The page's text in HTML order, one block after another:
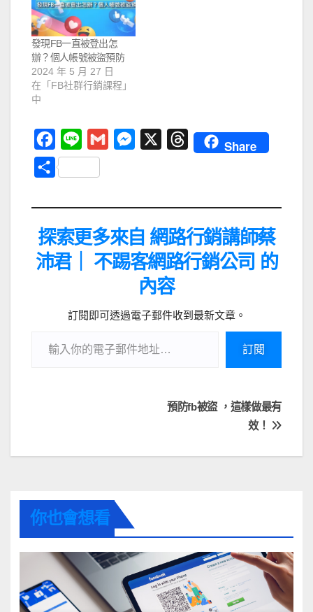
發現FB一直被登出怎
辦？個人帳號被盜預防
2024 年 5 月 27 日
在「FB社群行銷課程」
中
a
c
o
o
i
n
n
g
T
d
Share
分
探索更多來自 網路行銷講師蔡
沛君｜ 不踢客網路行銷公司 的
內容
訂閱即可透過電子郵件收到最新文章。
訂閱
預防fb被盜 ，這樣做最有
效！
你也會想看